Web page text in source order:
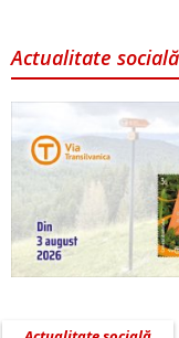
Actualitate socială